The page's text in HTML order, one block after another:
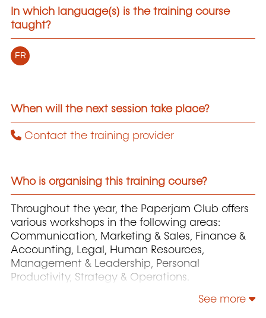
In which language(s) is the training course
taught?
FR
When will the next session take place?
Contact the training provider
Who is organising this training course?
Throughout the year, the Paperjam Club offers
various workshops in the following areas:
Communication, Marketing & Sales, Finance &
Accounting, Legal, Human Resources,
Management & Leadership, Personal
Productivity, Strategy & Operations.
See more